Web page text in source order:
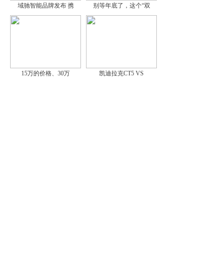
域驰智能品牌发布 携 别等年底了，这个“双
15万的价格、30万 凯迪拉克CT5 VS